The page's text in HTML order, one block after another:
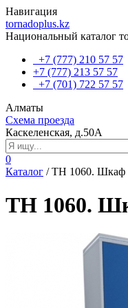
Навигация
tornadoplus.kz
Национальный каталог
+7 (777) 210 57 57
+7 (777) 213 57 57
+7 (701) 722 57 57
Алматы
Схема проезда
Каскеленская, д.50А
0
Каталог /TH 1060. Шкаф
TH 1060.